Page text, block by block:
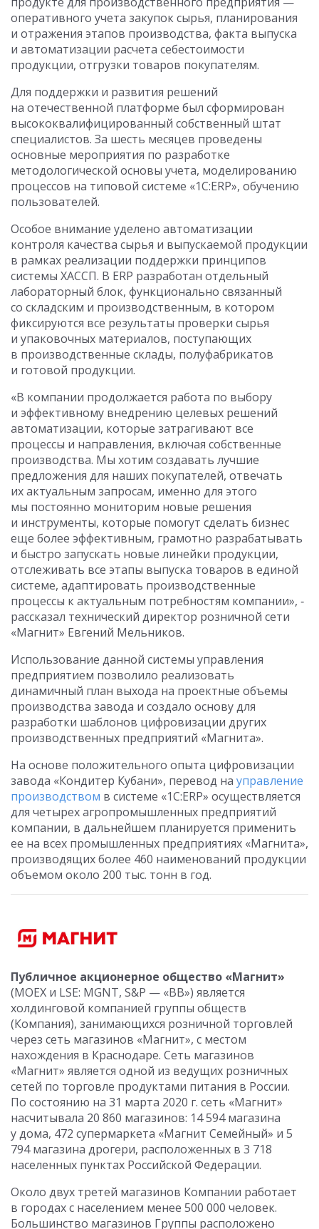
оперативного учета закупок сырья, планирования
и отражения этапов производства, факта выпуска
и автоматизации расчета себестоимости
продукции, отгрузки товаров покупателям.
Для поддержки и развития решений
на отечественной платформе был сформирован
высококвалифицированный собственный штат
специалистов. За шесть месяцев проведены
основные мероприятия по разработке
методологической основы учета, моделированию
процессов на типовой системе «1С:ERP», обучению
пользователей.
Особое внимание уделено автоматизации
контроля качества сырья и выпускаемой продукции
в рамках реализации поддержки принципов
системы ХАССП. В ERP разработан отдельный
лабораторный блок, функционально связанный
со складским и производственным, в котором
фиксируются все результаты проверки сырья
и упаковочных материалов, поступающих
в производственные склады, полуфабрикатов
и готовой продукции.
«В компании продолжается работа по выбору
и эффективному внедрению целевых решений
автоматизации, которые затрагивают все
процессы и направления, включая собственные
производства. Мы хотим создавать лучшие
предложения для наших покупателей, отвечать
их актуальным запросам, именно для этого
мы постоянно мониторим новые решения
и инструменты, которые помогут сделать бизнес
еще более эффективным, грамотно разрабатывать
и быстро запускать новые линейки продукции,
отслеживать все этапы выпуска товаров в единой
системе, адаптировать производственные
процессы к актуальным потребностям компании», ‑
рассказал технический директор розничной сети
«Магнит» Евгений Мельников.
Использование данной системы управления
предприятием позволило реализовать
динамичный план выхода на проектные объемы
производства завода и создало основу для
разработки шаблонов цифровизации других
производственных предприятий «Магнита».
На основе положительного опыта цифровизации
завода «Кондитер Кубани», перевод на управление
производством в системе «1С:ERP» осуществляется
для четырех агропромышленных предприятий
компании, в дальнейшем планируется применить
ее на всех промышленных предприятиях «Магнита»,
производящих более 460 наименований продукции
объемом около 200 тыс. тонн в год.
Публичное акционерное общество «Магнит»
(MOEX и LSE: MGNT, S&P — «BB») является
холдинговой компанией группы обществ
(Компания), занимающихся розничной торговлей
через сеть магазинов «Магнит», с местом
нахождения в Краснодаре. Сеть магазинов
«Магнит» является одной из ведущих розничных
сетей по торговле продуктами питания в России.
По состоянию на 31 марта 2020 г. сеть «Магнит»
насчитывала 20 860 магазинов: 14 594 магазина
у дома, 472 супермаркета «Магнит Семейный» и 5
794 магазина дрогери, расположенных в 3 718
населенных пунктах Российской Федерации.
Около двух третей магазинов Компании работает
в городах с населением менее 500 000 человек.
Большинство магазинов Группы расположено